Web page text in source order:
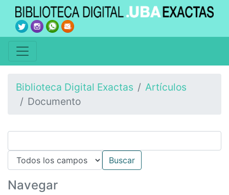
Biblioteca Digital Exactas
Artículos
Documento
Navegar